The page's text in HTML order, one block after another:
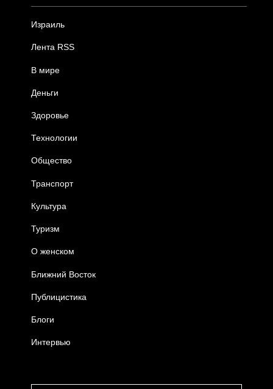
Израиль
Лента RSS
В мире
Деньги
Здоровье
Технологии
Общество
Транспорт
Культура
Туризм
О женском
Ближний Восток
Публицистика
Блоги
Интервью